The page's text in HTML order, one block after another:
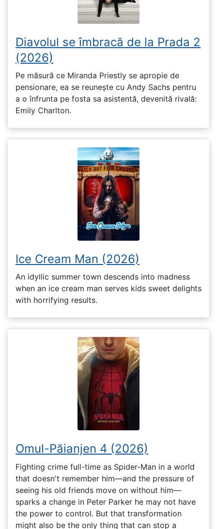
Diavolul se îmbracă de la Prada 2
(2026)
Pe măsură ce Miranda Priestly se apropie de
pensionare, ea se reunește cu Andy Sachs pentru
a o înfrunta pe fosta sa asistentă, devenită rivală:
Emily Charlton.
Ice Cream Man (2026)
An idyllic summer town descends into madness
when an ice cream man serves kids sweet delights
with horrifying results.
Omul-Păianjen 4 (2026)
Fighting crime full-time as Spider-Man in a world
that doesn't remember him—and the pressure of
seeing his old friends move on without him—
sparks a change in Peter Parker he may not have
the power to control. But that transformation
might also be the only thing that can stop a